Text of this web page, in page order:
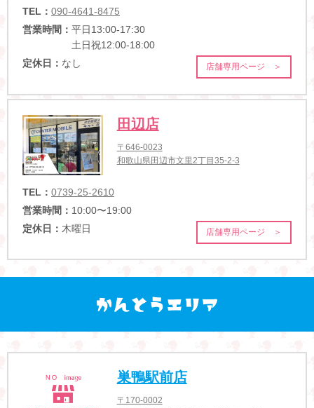
TEL： 090-4641-8475
営業時間： 平日13:00-17:30
土日祝12:00-18:00
定休日： なし 店舗専用ページ ＞
田辺店
〒646-0023
和歌山県田辺市文里2丁目35-2-3
TEL： 0739-25-2610
営業時間： 10:00〜19:00
定休日： 木曜日 店舗専用ページ ＞
巣鴨駅前店
〒170-0002